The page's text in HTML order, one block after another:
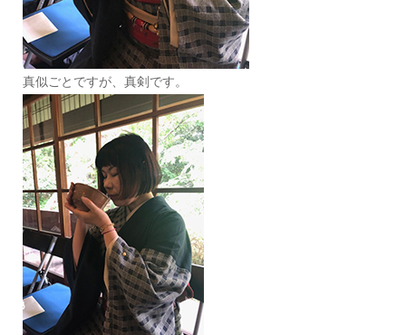
真似ごとですが、真剣です。